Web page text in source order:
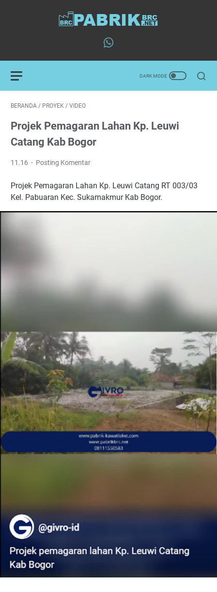
BERANDA / PROYEK / VIDEO
Projek Pemagaran Lahan Kp. Leuwi
Catang Kab Bogor
11.16 Posting Komentar
Projek Pemagaran Lahan Kp. Leuwi Catang RT 003/03
Kel. Pabuaran Kec. Sukamakmur Kab Bogor.